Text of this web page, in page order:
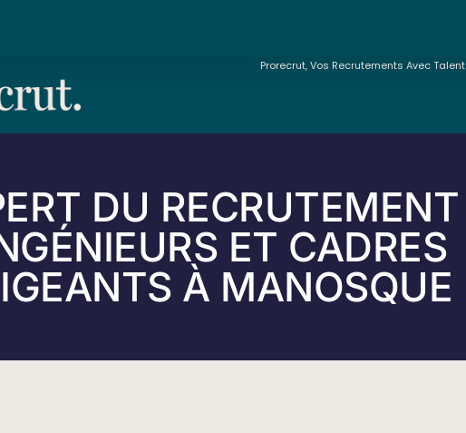
Prorecrut, Vos Recrutements Avec Talent
DU RECRUTEMENT
ET CADRES
À MANOSQUE